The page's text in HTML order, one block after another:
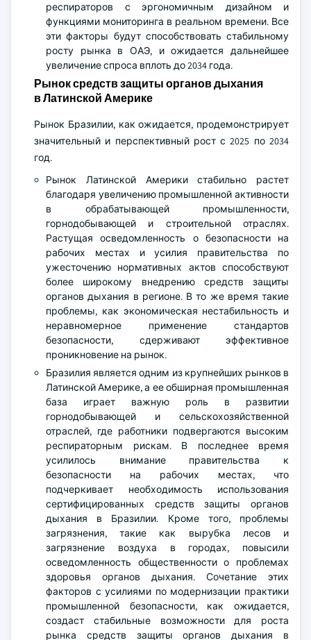
респираторов с эргономичным дизайном и
функциями мониторинга в реальном времени. Все
эти факторы будут способствовать стабильному
росту рынка в ОАЭ, и ожидается дальнейшее
увеличение спроса вплоть до 2034 года.
Рынок средств защиты органов дыхания
в Латинской Америке
Рынок Бразилии, как ожидается, продемонстрирует
значительный и перспективный рост с 2025 по 2034
год.
Рынок Латинской Америки стабильно растет
благодаря увеличению промышленной активности
в обрабатывающей промышленности,
горнодобывающей и строительной отраслях.
Растущая осведомленность о безопасности на
рабочих местах и усилия правительства по
ужесточению нормативных актов способствуют
более широкому внедрению средств защиты
органов дыхания в регионе. В то же время такие
проблемы, как экономическая нестабильность и
неравномерное применение стандартов
безопасности, сдерживают эффективное
проникновение на рынок.
Бразилия является одним из крупнейших рынков в
Латинской Америке, а ее обширная промышленная
база играет важную роль в развитии
горнодобывающей и сельскохозяйственной
отраслей, где работники подвергаются высоким
респираторным рискам. В последнее время
усилилось внимание правительства к
безопасности на рабочих местах, что
подчеркивает необходимость использования
сертифицированных средств защиты органов
дыхания в Бразилии. Кроме того, проблемы
загрязнения, такие как вырубка лесов и
загрязнение воздуха в городах, повысили
осведомленность общественности о проблемах
здоровья органов дыхания. Сочетание этих
факторов с усилиями по модернизации практики
промышленной безопасности, как ожидается,
создаст стабильные возможности для роста
рынка средств защиты органов дыхания в